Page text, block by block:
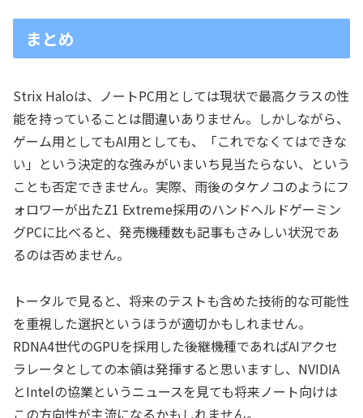
まとめ
Strix Haloは、ノートPC用としては現状で最高クラスの性
能を持っていることは間違いありません。しかしながら、
ゲーム用としてもAI用としても、「これでなくてはできな
い」という決定的な強みがいまいち見当たらない、という
ことも否定できません。実際、雨後のタケノコのようにフ
ォロワーが出たZ1 Extreme採用のハンドヘルドゲーミン
グPCに比べると、発売機種数も記事もさみしい状況であ
るのは否めません。
トータルで見ると、将来のテストも含めた技術的な可能性
を重視した選択というほうが適切かもしれません。
RDNA4世代のGPUを採用した後継機種であればAIアクセ
ラレータとしての本領は発揮すると思いますし、NVIDIA
とIntelの協業というニュースを見ても将来ノート向けは
この方向性が主流になるかもしれません。